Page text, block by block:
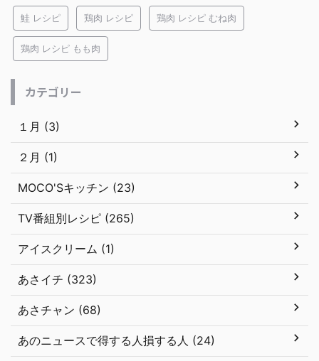
鮭 レシピ 鶏肉 レシピ 鶏肉 レシピ むね肉
鶏肉 レシピ もも肉
カテゴリー
１月 (3)
２月 (1)
MOCO'Sキッチン (23)
TV番組別レシピ (265)
アイスクリーム (1)
あさイチ (323)
あさチャン (68)
あのニュースで得する人損する人 (24)